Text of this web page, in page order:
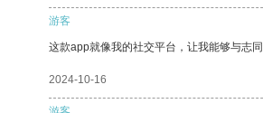
游客
这款app就像我的社交平台，让我能够与志同
2024-10-16